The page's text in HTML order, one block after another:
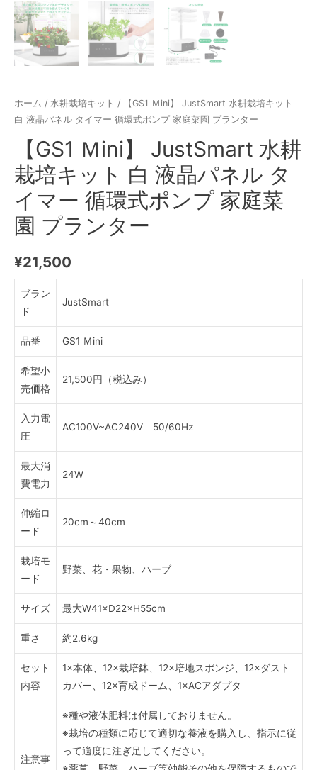
ホーム / 水耕栽培キット / 【GS1 Ｍini】 JustSmart 水耕栽培キット
白 液晶パネル タイマー 循環式ポンプ 家庭菜園 プランター
【GS1 Ｍini】 JustSmart 水耕
栽培キット 白 液晶パネル タ
イマー 循環式ポンプ 家庭菜
園 プランター
¥21,500
ブラン
ド
JustSmart
品番 GS1 Ｍini
希望小
売価格
21,500円（税込み）
入力電
圧
AC100V~AC240V 50/60Hz
最大消
費電力
24W
伸縮ロ
ード
20cm～40cm
栽培モ
ード
野菜、花・果物、ハーブ
サイズ 最大W41×D22×H55cm
重さ 約2.6kg
セット
内容
1×本体、12×栽培鉢、12×培地スポンジ、12×ダスト
カバー、12×育成ドーム、1×ACアダプタ
注意事
※種や液体肥料は付属しておりません。
※栽培の種類に応じて適切な養液を購入し、指示に従
って適度に注ぎ足してください。